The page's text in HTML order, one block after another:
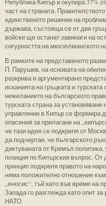
Република Кипър и окупира 37%
част на страната.
единственото решение на
държава, състояща се от две
войски ще останат завинаги на
сигурността на мюсюлманското
В рамките на представеното
П. Парушев, на основата на
разкрива и аргументирано
исканията на гръцката и
нежеланието на българското
турската страна за
управление в Кипър се формира
опасения за прилагане на
че тази идея се подкрепя от
да подчертае, че българското
диктуваната от Кремъл
позиция по Кипърския въпрос. От
принцип подкрепя правото на
няма положително отношение към
„еносис“, тъй като във време на
Запада го разглежда като опит
НАТО.